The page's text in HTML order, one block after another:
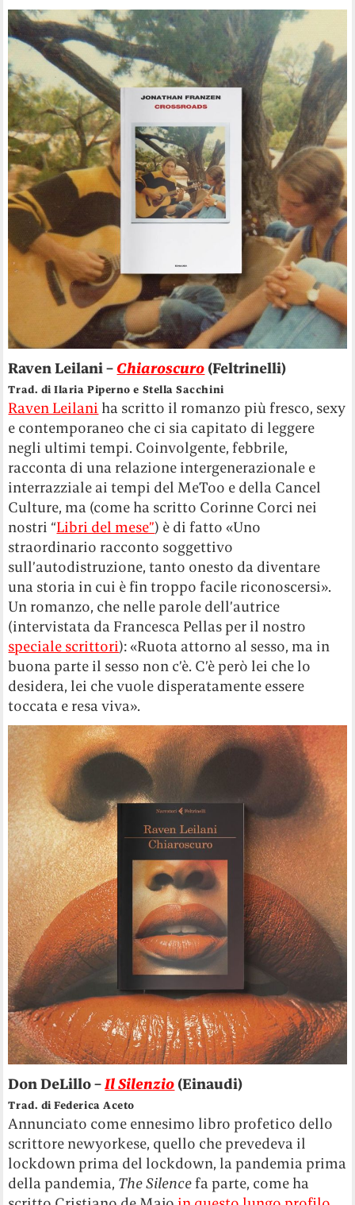
Raven Leilani – Chiaroscuro (Feltrinelli)
Trad. di Ilaria Piperno e Stella Sacchini
Raven Leilani ha scritto il romanzo più fresco, sexy
e contemporaneo che ci sia capitato di leggere
negli ultimi tempi. Coinvolgente, febbrile,
racconta di una relazione intergenerazionale e
interrazziale ai tempi del MeToo e della Cancel
Culture, ma (come ha scritto Corinne Corci nei
nostri “Libri del mese”) è di fatto «Uno
straordinario racconto soggettivo
sull’autodistruzione, tanto onesto da diventare
una storia in cui è fin troppo facile riconoscersi».
Un romanzo, che nelle parole dell’autrice
(intervistata da Francesca Pellas per il nostro
speciale scrittori): «Ruota attorno al sesso, ma in
buona parte il sesso non c’è. C’è però lei che lo
desidera, lei che vuole disperatamente essere
toccata e resa viva».
Don DeLillo –Il Silenzio (Einaudi)
Trad. di Federica Aceto
Annunciato come ennesimo libro profetico dello
scrittore newyorkese, quello che prevedeva il
lockdown prima del lockdown, la pandemia prima
della pandemia, The Silencefa parte, come ha